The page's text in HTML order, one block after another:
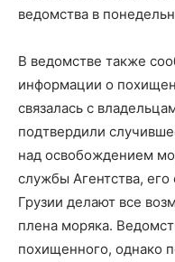
ведомства в
В ведомстве также
информации о
связалась с
подтвердили
над освобождением
службы Агентства,
Грузии делают все
плена моряка.
похищенного, однако